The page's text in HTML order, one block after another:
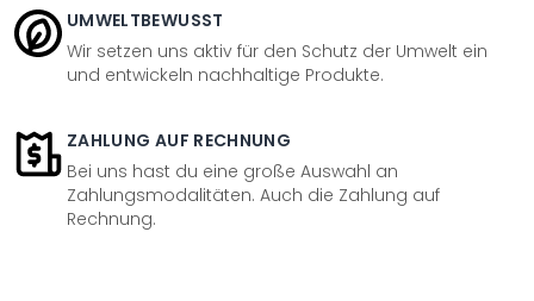
UMWELTBEWUSST
Wir setzen uns aktiv für den Schutz der Umwelt ein
und entwickeln nachhaltige Produkte.
ZAHLUNG AUF RECHNUNG
Bei uns hast du eine große Auswahl an
Zahlungsmodalitäten. Auch die Zahlung auf
Rechnung.